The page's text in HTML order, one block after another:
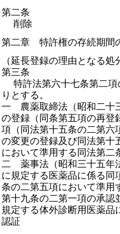
第二条
削除
第二章 特許権の存続期間
（延長登録の理由となる処
第三条
特許法第六十七条第二項
りとする。
一 農薬取締法（昭和二十
の登録（同条第五項の再登
項（同法第十五条の二第六
の変更の登録及び同法第十
において準用する同法第二
二 薬事法（昭和三十五年
に規定する医薬品に係る同
条の二第五項において準用
第十九条の二第一項の承認
規定する体外診断用医薬品
認証